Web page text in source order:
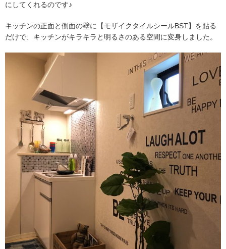
にしてくれるのです♪
キッチンの正面と側面の壁に【モザイクタイルシールBST】を貼る
だけで、キッチンがキラキラと明るさのある空間に変身しました。